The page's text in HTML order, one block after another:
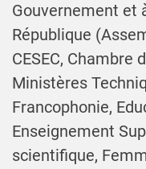
Gouvernement et
République
CESEC, Chambre
Ministères
Francophonie,
Enseignement
scientifique,